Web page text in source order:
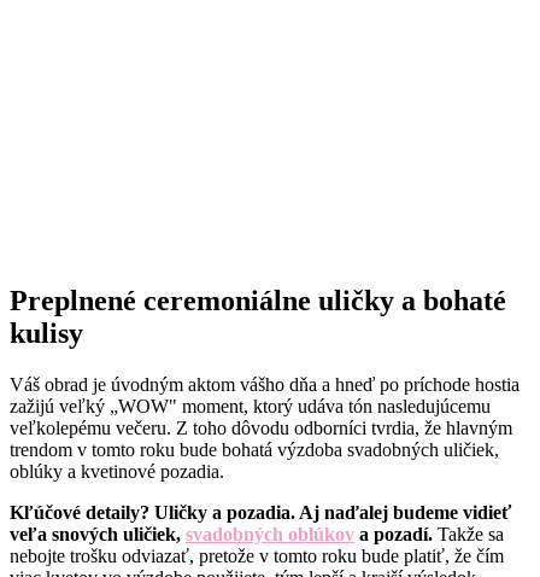
Preplnené ceremoniálne uličky a bohaté
kulisy
Váš obrad je úvodným aktom vášho dňa a hneď po príchode hostia
zažijú veľký „WOW" moment, ktorý udáva tón nasledujúcemu
veľkolepému večeru. Z toho dôvodu odborníci tvrdia, že hlavným
trendom v tomto roku bude bohatá výzdoba svadobných uličiek,
oblúky a kvetinové pozadia.
Kľúčové detaily? Uličky a pozadia. Aj naďalej budeme vidieť
veľa snových uličiek, svadobných oblúkov a pozadí. Takže sa
nebojte trošku odviazať, pretože v tomto roku bude platiť, že čím